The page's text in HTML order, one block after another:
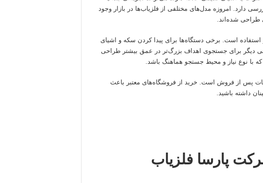
دارد. امروزه مدل‌های مختلفی از فلزیاب‌ها در بازار وجود
طراحی شده‌اند.
است. برخی دستگاه‌ها برای پیدا کردن سکه و اشیای
دیگر برای جستجوی اهداف بزرگ‌تر در عمق بیشتر طراحی
با نوع نیاز و محیط جستجو هماهنگ باشد.
پس از فروش است. خرید از فروشگاه‌های معتبر باعث
داشته باشید.
پارسا فلزیاب